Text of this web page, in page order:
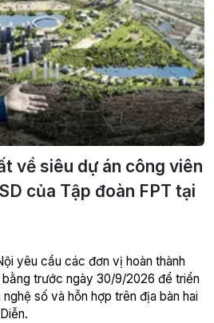
về siêu dự án công viên
của Tập đoàn FPT tại
yêu cầu các đơn vị hoàn thành
trước ngày 30/9/2026 để triển
số và hỗn hợp trên địa bàn hai